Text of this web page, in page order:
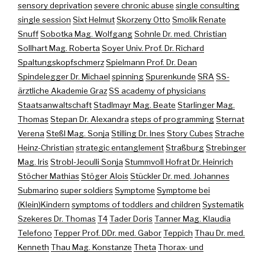
sensory deprivation severe chronic abuse single consulting
single session Sixt HelmutSkorzeny Otto Smolik Renate
SnuffSobotka Mag. WolfgangSohnle Dr. med. Christian
Sollhart Mag. Roberta Soyer Univ. Prof. Dr. Richard
SpaltungskopfschmerzSpielmann Prof. Dr. Dean
Spindelegger Dr. Michael spinningSpurenkunde SRA SS-
ärztliche Akademie GrazSS academy of physicians
StaatsanwaltschaftStadlmayr Mag. Beate Starlinger Mag.
ThomasStepan Dr. Alexandra steps of programmingSternat
Verena Steßl Mag. Sonja Stilling Dr. InesStory CubesStrache
Heinz-Christian strategic entanglementStraßburgStrebinger
Mag. IrisStrobl-Jeoulli Sonja Stummvoll Hofrat Dr. Heinrich
Stöcher MathiasStöger AloisStückler Dr. med. Johannes
Submarino super soldiersSymptome Symptome bei
(Klein)Kindern symptoms of toddlers and children Systematik
Szekeres Dr. ThomasT4Tader DorisTanner Mag. Klaudia
Telefono Tepper Prof. DDr. med. GaborTeppich Thau Dr. med.
Kenneth Thau Mag. Konstanze Theta Thorax- und